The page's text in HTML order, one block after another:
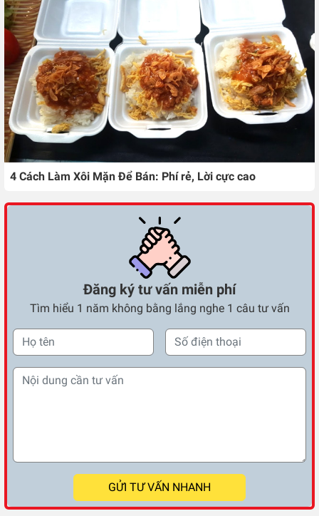
4 Cách Làm Xôi Mặn Để Bán: Phí rẻ, Lời cực cao
Đăng ký tư vấn miễn phí
Tìm hiểu 1 năm không bằng lắng nghe 1 câu tư vấn
GỬI TƯ VẤN NHANH